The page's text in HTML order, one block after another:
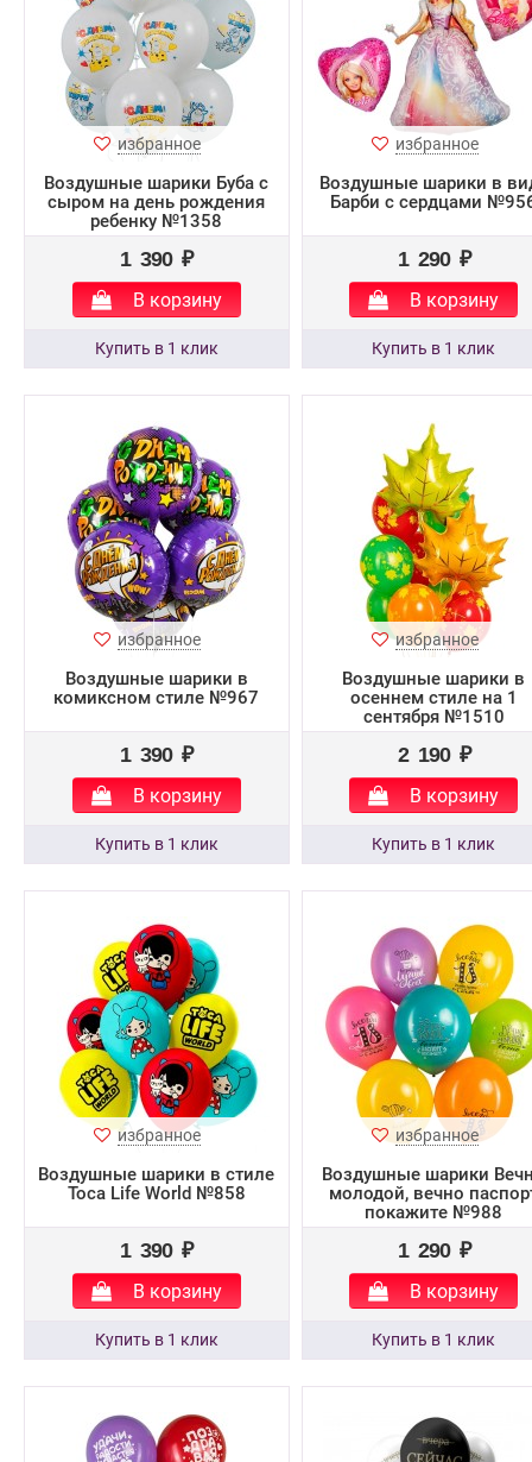
избранное
Воздушные шарики Буба с
сыром на день рождения
ребенку №1358
1 390 ₽
В корзину
избранное
Воздушные шарики в
Барби с сердцами
1 290 ₽
В корзину
избранное
Воздушные шарики в
комиксном стиле №967
1 390 ₽
В корзину
избранное
Воздушные шарики в
осеннем стиле на 1
сентября №1510
2 190 ₽
В корзину
избранное
Воздушные шарики в стиле
Toca Life World №858
1 390 ₽
В корзину
избранное
Воздушные шарики
молодой, вечно
покажите №988
1 290 ₽
В корзину